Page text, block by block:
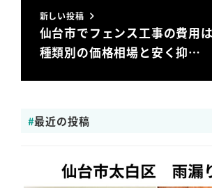
新しい投稿
仙台市でフェンス工事の費用
種類別の価格相場と安く抑…
最近の投稿